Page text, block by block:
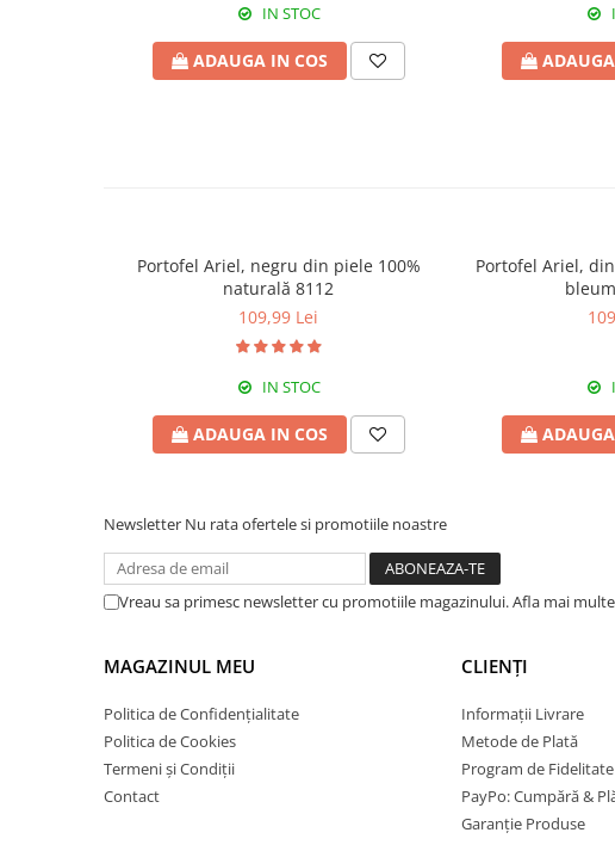
IN STOC
ADAUGA IN COS
Portofel Ariel, negru din piele 100%
naturală 8112
109,99 Lei
IN STOC
ADAUGA IN COS
Portofel Ariel,
Newsletter Nu rata ofertele si promotiile noastre
Vreau sa primesc newsletter cu promotiile magazinului. Afla mai
MAGAZINUL MEU
Politica de Confidențialitate
Politica de Cookies
Termeni și Condiții
Contact
CLIENȚI
Informații Livrare
Metode de Plată
Program de Fidelitate
PayPo: Cumpără &
Garanție Produse